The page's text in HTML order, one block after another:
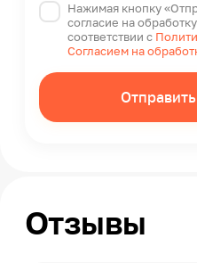
Нажимая кнопку
согласие на
соответствии с
Согласием на
Отзывы